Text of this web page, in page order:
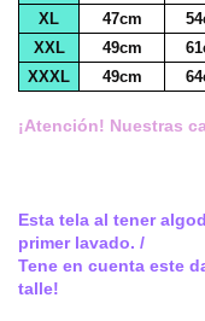
XL
47cm
XXL
49cm
XXXL
49cm
¡Atención! Nuestras
Esta tela al tener
primer lavado. /
Tene en cuenta este
talle!